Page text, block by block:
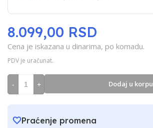
Cena je iskazana u dinarima, po komadu.
PDV je uračunat.
8.099,00 RSD
- + Dodaj u korpu
Praćenje promena